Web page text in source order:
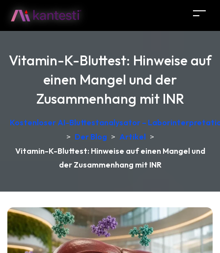
Vitamin-K-Bluttest: Hinweise auf
einen Mangel und der
Zusammenhang mit INR
Kostenloser AI-Bluttestanalysator –
> Der Blog > Artikel >
Vitamin-K-Bluttest: Hinweise auf einen Mangel und
der Zusammenhang mit INR